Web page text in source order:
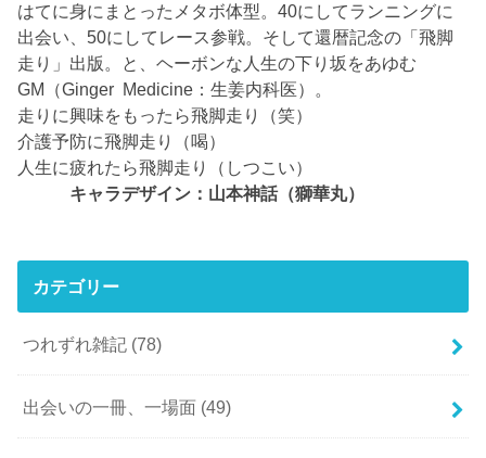
はてに身にまとったメタボ体型。40にしてランニングに
出会い、50にしてレース参戦。そして還暦記念の「飛脚
走り」出版。と、ヘーボンな人生の下り坂をあゆむ
GM（Ginger Medicine：生姜内科医）。
走りに興味をもったら飛脚走り（笑）
介護予防に飛脚走り（喝）
人生に疲れたら飛脚走り（しつこい）
キャラデザイン：山本神話（獅華丸）
カテゴリー
つれずれ雑記 (78)
出会いの一冊、一場面 (49)